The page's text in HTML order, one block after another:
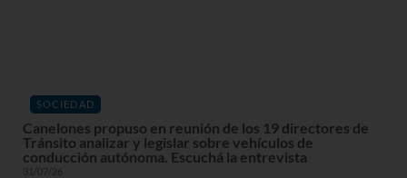
SOCIEDAD
Canelones propuso en reunión de los 19 directores de
Tránsito analizar y legislar sobre vehículos de
conducción autónoma. Escuchá la entrevista
31/07/26